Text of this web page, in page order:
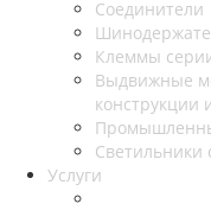
Соединители
Клеммы
Выдвижные
конструкции
Светильники
Услуги